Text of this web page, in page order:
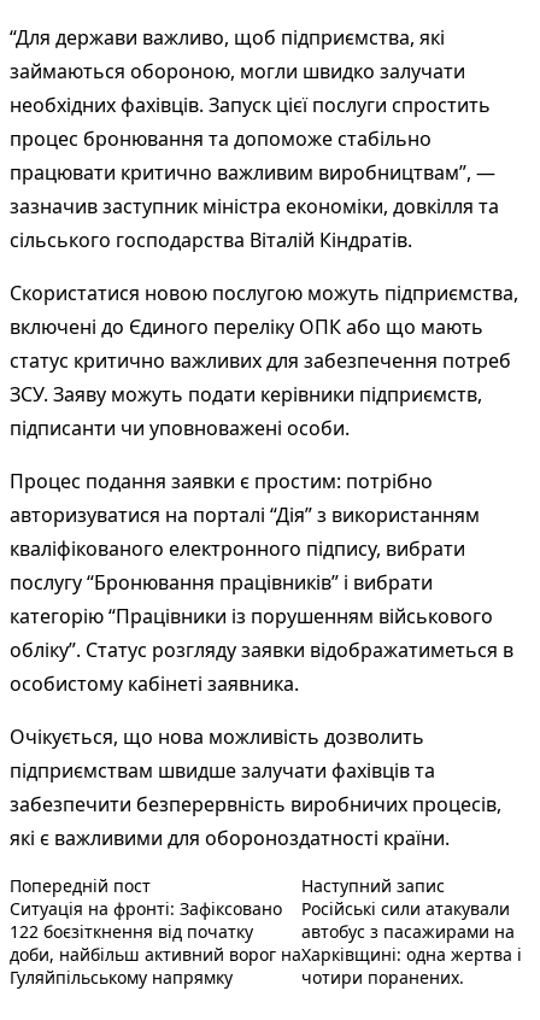
“Для держави важливо, щоб підприємства, які
займаються обороною, могли швидко залучати
необхідних фахівців. Запуск цієї послуги спростить
процес бронювання та допоможе стабільно
працювати критично важливим виробництвам”, —
зазначив заступник міністра економіки, довкілля та
сільського господарства Віталій Кіндратів.
Скористатися новою послугою можуть підприємства,
включені до Єдиного переліку ОПК або що мають
статус критично важливих для забезпечення потреб
ЗСУ. Заяву можуть подати керівники підприємств,
підписанти чи уповноважені особи.
Процес подання заявки є простим: потрібно
авторизуватися на порталі “Дія” з використанням
кваліфікованого електронного підпису, вибрати
послугу “Бронювання працівників” і вибрати
категорію “Працівники із порушенням військового
обліку”. Статус розгляду заявки відображатиметься в
особистому кабінеті заявника.
Очікується, що нова можливість дозволить
підприємствам швидше залучати фахівців та
забезпечити безперервність виробничих процесів,
які є важливими для обороноздатності країни.
Навігація
записів
Попередній постПопередній запис:
Ситуація на фронті: Зафіксовано
122 боєзіткнення від початку
доби, найбільш активний ворог на
Гуляйпільському напрямку
Наступний записНаступний
Російські сили атакували
автобус з пасажирами на
Харківщині: одна жертва і
чотири поранених.